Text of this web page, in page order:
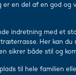
er en del af en god
indretning med et
Her kan
sikrer både stil og
til hele familien